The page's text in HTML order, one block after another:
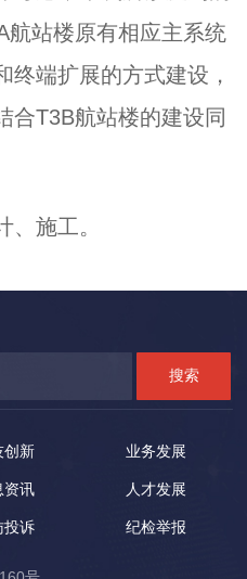
航站楼原有相应主系统
终端扩展的方式建设，
合T3B航站楼的建设同
、施工。
创新 业务发展
资讯 人才发展
投诉 纪检举报